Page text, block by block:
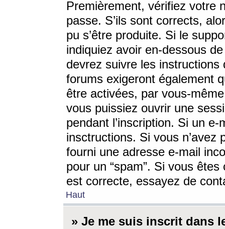
Premièrement, vérifiez votre
passe. S’ils sont corrects,
pu s’être produite. Si le
indiquiez avoir en-dessous
devrez suivre les
forums exigeront également
être activées, par vous-
vous puissiez ouvrir une
pendant l’inscription. Si un
insctructions. Si vous n’avez
fourni une adresse e-mail
pour un “spam”. Si vous
est correcte, essayez de
Haut
» Je me suis inscrit dans